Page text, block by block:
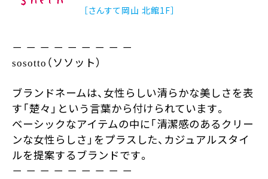
［さんすて岡山 北館1F］
－ － － － － － － － －
sosotto （ソソット）
ブランドネームは、女性らしい清らかな美しさを表
す「楚々」という言葉から付けられています。
ベーシックなアイテムの中に「清潔感のあるクリー
ンな女性らしさ」をプラスした、カジュアルスタイ
ルを提案するブランドです。
－ － － － － － － － －